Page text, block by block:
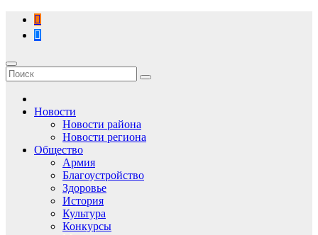
Перейти
содержимому
Новости
Новости района
Новости региона
Общество
Армия
Благоустройство
Здоровье
История
Культура
Конкурсы